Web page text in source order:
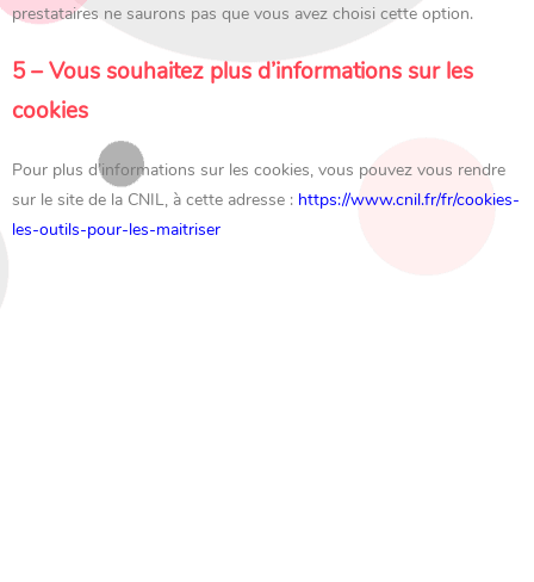
prestataires ne saurons pas que vous avez choisi cette option.
5 – Vous souhaitez plus d’informations sur les
cookies
Pour plus d’informations sur les cookies, vous pouvez vous rendre
sur le site de la CNIL, à cette adresse : https://www.cnil.fr/fr/cookies-
les-outils-pour-les-maitriser